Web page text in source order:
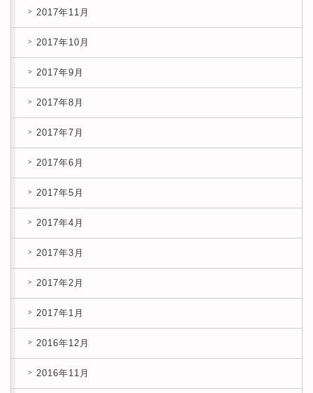
2017年11月
2017年10月
2017年9月
2017年8月
2017年7月
2017年6月
2017年5月
2017年4月
2017年3月
2017年2月
2017年1月
2016年12月
2016年11月